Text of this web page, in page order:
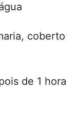
coberto
de 1 hora